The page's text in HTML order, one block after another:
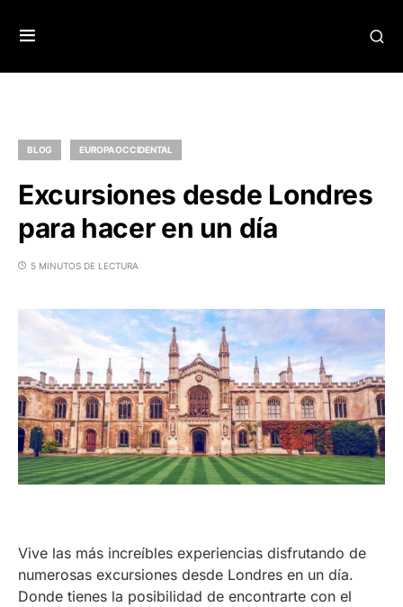
BLOG EUROPA OCCIDENTAL
Excursiones desde Londres
para hacer en un día
5 MINUTOS DE LECTURA
Vive las más increíbles experiencias disfrutando de
numerosas excursiones desde Londres en un día.
Donde tienes la posibilidad de encontrarte con el